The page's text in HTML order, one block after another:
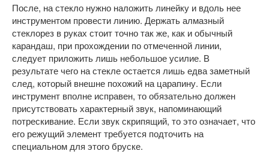
После, на стекло нужно наложить линейку и вдоль нее
инструментом провести линию. Держать алмазный
стеклорез в руках стоит точно так же, как и обычный
карандаш, при прохождении по отмеченной линии,
следует приложить лишь небольшое усилие. В
результате чего на стекле остается лишь едва заметный
след, который внешне похожий на царапину. Если
инструмент вполне исправен, то обязательно должен
присутствовать характерный звук, напоминающий
потрескивание. Если звук скрипящий, то это означает, что
его режущий элемент требуется подточить на
специальном для этого бруске.